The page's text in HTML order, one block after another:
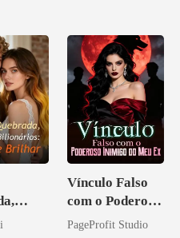
Vínculo Falso
com o Poderoso
Inimigo do Meu
PageProfit Studio